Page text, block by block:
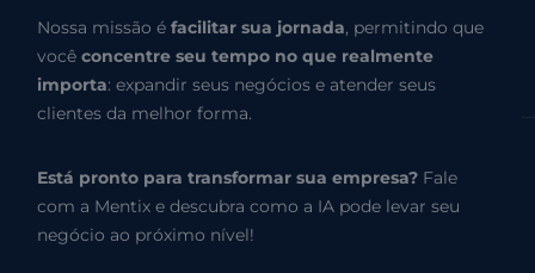
Nossa missão éfacilitar sua jornada, permitindo que
vocêconcentre seu tempo no que realmente
importa: expandir seus negócios e atender seus
clientes da melhor forma.
Está pronto para transformar sua empresa? Fale
com a Mentix e descubra como a IA pode levar seu
negócio ao próximo nível!